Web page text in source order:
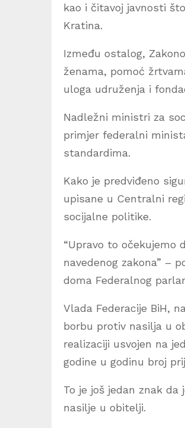
kao i čitavoj javnosti
Kratina.
Između ostalog,
ženama, pomoć
uloga udruženja i
Nadležni ministri za
primjer federalni
standardima.
Kako je predviđeno
upisane u Centralni
socijalne politike.
“Upravo to očekujemo
navedenog zakona” –
doma Federalnog
Vlada Federacije BiH,
borbu protiv nasilja u
realizaciji usvojen na
godine u godinu broj
To je još jedan znak
nasilje u obitelji.